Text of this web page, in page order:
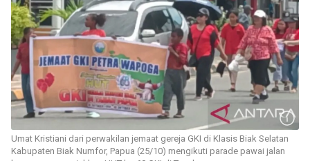
Umat Kristiani dari perwakilan jemaat gereja GKI di Klasis Biak Selatan
Kabupaten Biak Numfor, Papua (25/10) mengikuti parade pawai jalan